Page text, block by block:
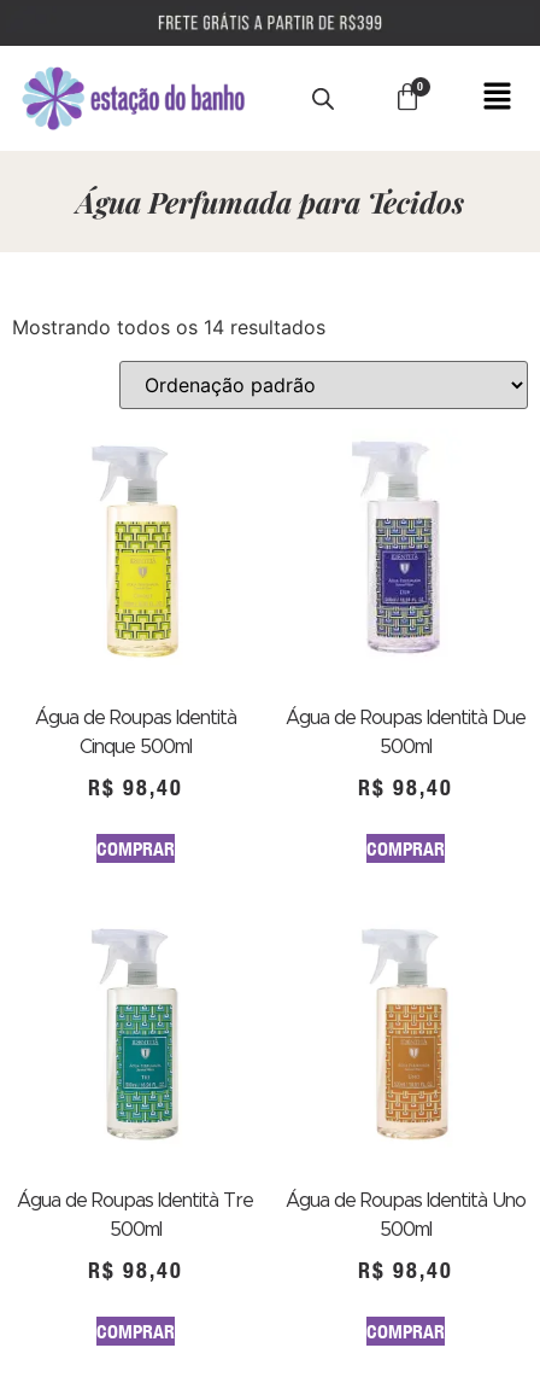
Água Perfumada para Tecidos
Mostrando todos os 14 resultados
Água de Roupas Identità
Cinque 500ml
R$ 98,40
COMPRAR
Água de Roupas Identità Due
500ml
R$ 98,40
COMPRAR
Água de Roupas Identità Tre
500ml
R$ 98,40
COMPRAR
Água de Roupas Identità Uno
500ml
R$ 98,40
COMPRAR